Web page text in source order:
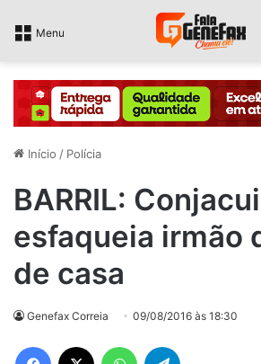
Menu
Início / Polícia
BARRIL:
esfaqueia irmão
de casa
Genefax Correia 09/08/2016 às 18:30
Facebook WhatsApp